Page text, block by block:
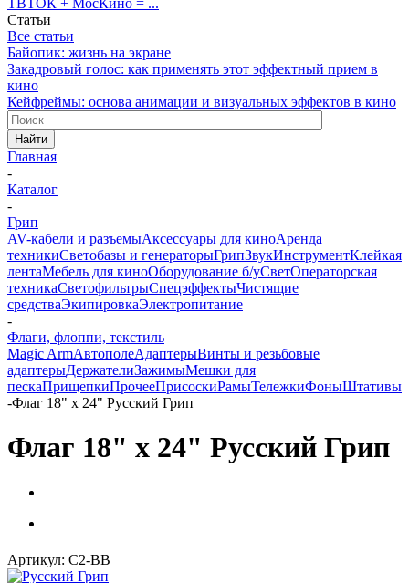
ТВТОК + МосКино = ...
Статьи
Все статьи
Байопик: жизнь на экране
Закадровый голос: как применять этот эффектный прием в
кино
Кейфреймы: основа анимации и визуальных эффектов в кино
Найти
Главная
-
Каталог
-
Грип
AV-кабели и разъемыАксессуары для киноАренда
техникиСветобазы и генераторыГрипЗвукИнструментКлейкая
лентаМебель для киноОборудование б/уСветОператорская
техникаСветофильтрыСпецэффектыЧистящие
средстваЭкипировкаЭлектропитание
-
Флаги, флоппи, текстиль
Magic ArmАвтополеАдаптерыВинты и резьбовые
адаптерыДержателиЗажимыМешки для
пескаПрищепкиПрочееПрисоскиРамыТележкиФоныШтативы
-Флаг 18" х 24" Русский Грип
Флаг 18" х 24" Русский Грип
Артикул: С2-ВВ